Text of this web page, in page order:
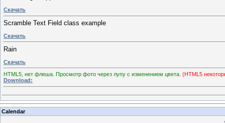
Скачать
Scramble Text Field class example
Скачать
Rain
Скачать
HTML5, нет флеша. Просмотр фото через лупу с изменением цвета. (HTML5
Download:
Calendar